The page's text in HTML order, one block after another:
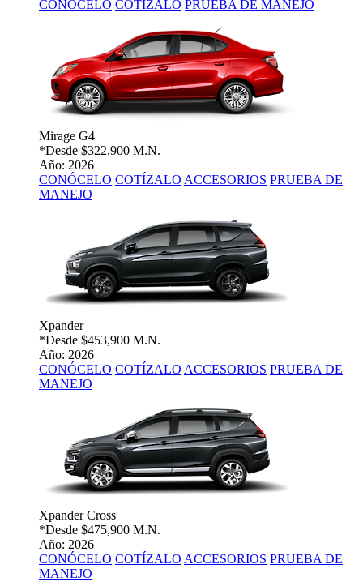
CONÓCELO COTÍZALO PRUEBA DE MANEJO
Mirage G4
*Desde $322,900 M.N.
Año: 2026
CONÓCELO COTÍZALO ACCESORIOS PRUEBA DE
MANEJO
Xpander
*Desde $453,900 M.N.
Año: 2026
CONÓCELO COTÍZALO ACCESORIOS PRUEBA DE
MANEJO
Xpander Cross
*Desde $475,900 M.N.
Año: 2026
CONÓCELO COTÍZALO ACCESORIOS PRUEBA DE
MANEJO